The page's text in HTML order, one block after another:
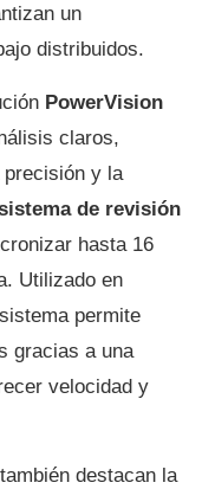
un
distribuidos.
PowerVision
claros,
y la
de revisión
hasta 16
Utilizado en
permite
gracias a una
velocidad y
destacan la